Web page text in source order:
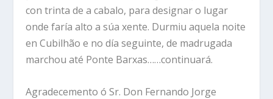
con trinta de a cabalo, para designar o lugar
onde faría alto a súa xente. Durmiu aquela noite
en Cubilhão e no día seguinte, de madrugada
marchou até Ponte Barxas……continuará.
Agradecemento ó Sr. Don Fernando Jorge